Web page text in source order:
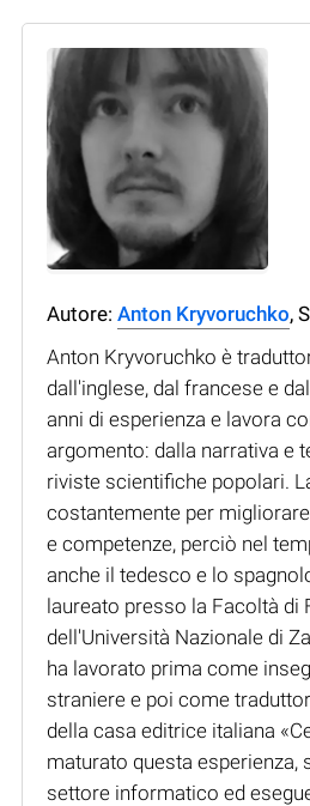
Autore: Anton Kryvoruchko,
Anton Kryvoruchko è
dall'inglese, dal francese e
anni di esperienza e lavora
argomento: dalla narrativa e
riviste scientifiche popolari.
costantemente per
e competenze, perciò nel
anche il tedesco e lo
laureato presso la Facoltà di
dell'Università Nazionale di
ha lavorato prima come
straniere e poi come
della casa editrice italiana
maturato questa esperienza,
settore informatico ed